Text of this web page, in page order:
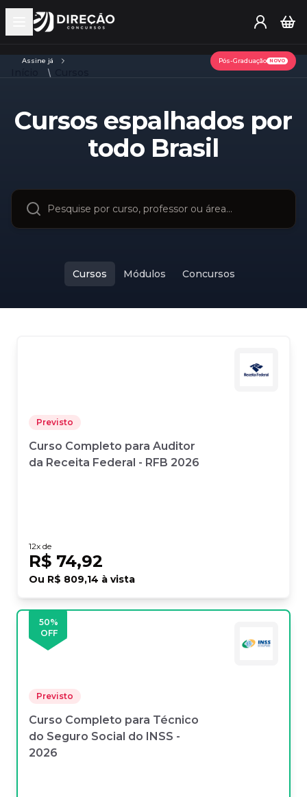
Open main menu
Assine já Pós-Graduação NOVO
Cursos espalhados por
todo Brasil
Cursos Módulos Concursos
Previsto
Curso Completo para Auditor
da Receita Federal - RFB 2026
12x de
R$ 74,92
Ou R$ 809,14 à vista
50%
OFF
Previsto
Curso Completo para Técnico
do Seguro Social do INSS -
2026